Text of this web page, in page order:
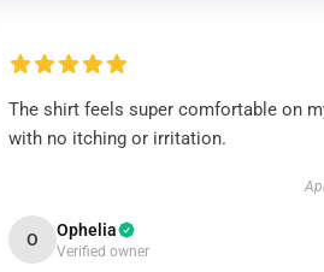
The shirt feels super comfortable on
with no itching or irritation.
O Ophelia
Verified owner